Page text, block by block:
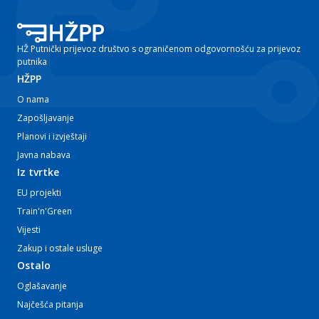
HŽ Putnički prijevoz društvo s ograničenom odgovornošću za prijevoz
putnika
HŽPP
O nama
Zapošljavanje
Planovi i izvještaji
Javna nabava
Iz tvrtke
EU projekti
Train'n'Green
Vijesti
Zakup i ostale usluge
Ostalo
Oglašavanje
Najčešća pitanja